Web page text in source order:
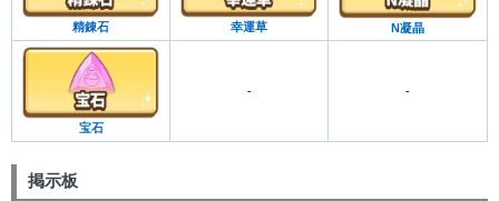
精錬石 幸運草 N凝晶
宝石
- -
掲示板